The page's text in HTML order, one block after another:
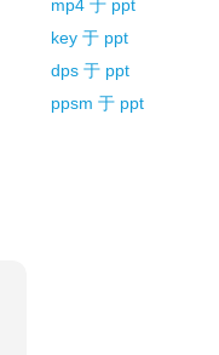
mp4 于 ppt
key 于 ppt
dps 于 ppt
ppsm 于 ppt